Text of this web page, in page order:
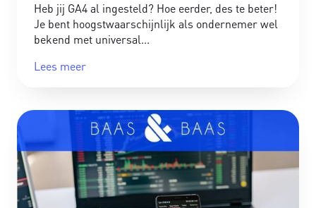
Heb jij GA4 al ingesteld? Hoe eerder, des te beter!
Je bent hoogstwaarschijnlijk als ondernemer wel
bekend met universal
Lees meer